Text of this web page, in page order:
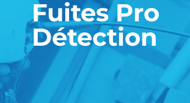
Fuites Pro
Détection